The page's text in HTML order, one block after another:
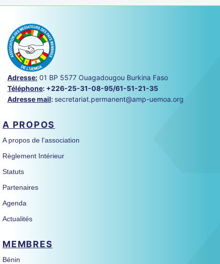
Adresse: 01 BP 5577 Ouagadougou Burkina Faso
Téléphone: +226-25-31-08-95/61-51-21-35
Adresse mail: secretariat.permanent@amp-uemoa.org
A PROPOS
A propos de l'association
Règlement Intérieur
Statuts
Partenaires
Agenda
Actualités
MEMBRES
Bénin